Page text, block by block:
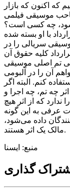
که اکنون که بازار
موسیقی فیلمی
چه کسی است؟
با او بسته شده
سریالی را در
کلیه حقوق آن
تم اصلی موسیقی
آن را در آلبومی
کنم. البته اگر
چه تم، چه اجرا و
که از اثر هیچ
عرفی به این گونه
داده می‌شود،
مالک یک اثر هستند.
منبع: ایسنا
گذاری